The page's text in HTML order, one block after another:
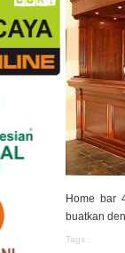
Home bar
buatkan
Tags :